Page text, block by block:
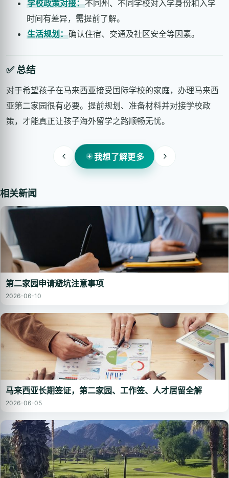
学校政策对接：不同州、不同学校对入学身份和入学
时间有差异，需提前了解。
生活规划：确认住宿、交通及社区安全等因素。
✅ 总结
对于希望孩子在马来西亚接受国际学校的家庭，办理马来西
亚第二家园很有必要。提前规划、准备材料并对接学校政
策，才能真正让孩子海外留学之路顺畅无忧。
我想了解更多
相关新闻
第二家园申请避坑注意事项
2026-06-10
马来西亚长期签证，第二家园、工作签、人才居留全解
2026-06-05